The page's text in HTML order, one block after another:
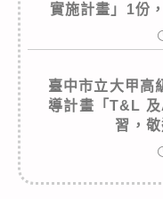
實施計畫」1份
臺中市立大甲高
導計畫「T&L
習，